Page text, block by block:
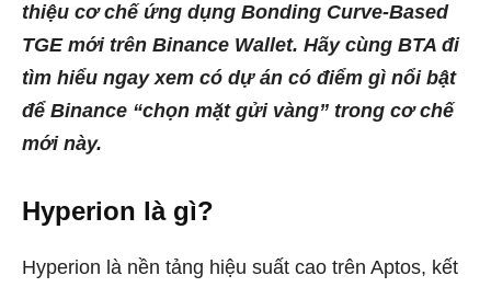
thiệu cơ chế ứng dụng Bonding Curve-Based
TGE mới trên Binance Wallet. Hãy cùng BTA đi
tìm hiểu ngay xem có dự án có điểm gì nổi bật
để Binance “chọn mặt gửi vàng” trong cơ chế
mới này.
Hyperion là gì?
Hyperion là nền tảng hiệu suất cao trên Aptos, kết